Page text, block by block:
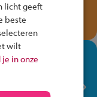
Verkeersspel
je op je
jouw talent
licht geeft
beste
wilt
in onze